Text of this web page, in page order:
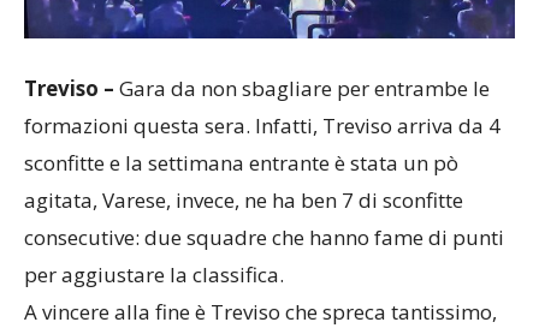
Treviso – Gara da non sbagliare per entrambe le
formazioni questa sera. Infatti, Treviso arriva da 4
sconfitte e la settimana entrante è stata un pò
agitata, Varese, invece, ne ha ben 7 di sconfitte
consecutive: due squadre che hanno fame di punti
per aggiustare la classifica.
A vincere alla fine è Treviso che spreca tantissimo,